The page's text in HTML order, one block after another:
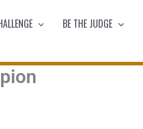
BE THE JUDGE